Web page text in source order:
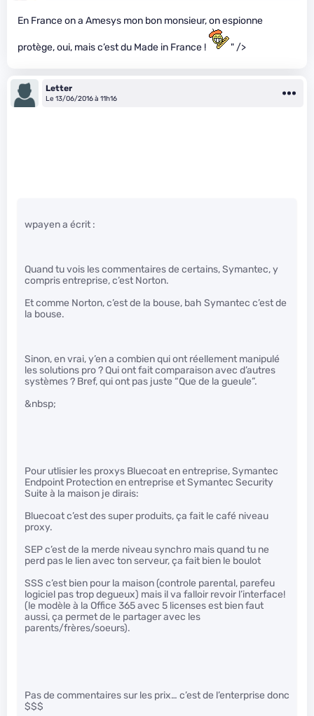
En France on a Amesys mon bon monsieur, on espionne
protège, oui, mais c’est du Made in France ! " />
Letter
Le 13/06/2016 à 11h16
wpayen a écrit :
Quand tu vois les commentaires de certains, Symantec, y
compris entreprise, c’est Norton.
Et comme Norton, c’est de la bouse, bah Symantec c’est de
la bouse.
Sinon, en vrai, y’en a combien qui ont réellement manipulé
les solutions pro ? Qui ont fait comparaison avec d’autres
systèmes ? Bref, qui ont pas juste “Que de la gueule”.
&nbsp;
Pour utlisier les proxys Bluecoat en entreprise, Symantec
Endpoint Protection en entreprise et Symantec Security
Suite à la maison je dirais:
Bluecoat c’est des super produits, ça fait le café niveau
proxy.
SEP c’est de la merde niveau synchro mais quand tu ne
perd pas le lien avec ton serveur, ça fait bien le boulot
SSS c’est bien pour la maison (controle parental, parefeu
logiciel pas trop degueux) mais il va falloir revoir l’interface!
(le modèle à la Office 365 avec 5 licenses est bien faut
aussi, ça permet de le partager avec les
parents/frères/soeurs).
Pas de commentaires sur les prix… c’est de l’enterprise donc
$$$